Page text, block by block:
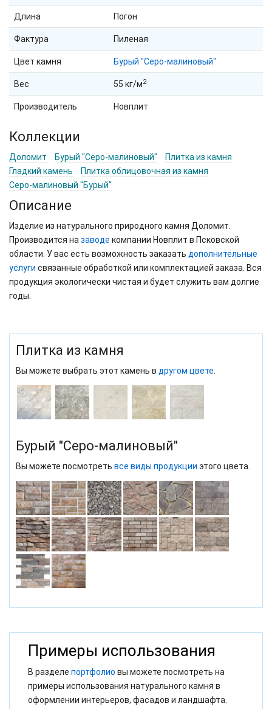
Длина Погон
Фактура Пиленая
Цвет камня Бурый "Серо-малиновый"
Вес 55 кг/м2
Производитель Новплит
Коллекции
Доломит Бурый "Серо-малиновый"
Плитка из камня
Гладкий камень
Плитка облицовочная из камня
Серо-малиновый "Бурый"
Описание
Изделие из натурального природного камня Доломит.
Производится на заводе компании Новплит в Псковской
области. У вас есть возможность заказать дополнительные
услуги связанные обработкой или комплектацией заказа. Вся
продукция экологически чистая и будет служить вам долгие
годы.
Плитка из камня
Вы можете выбрать этот камень в другом цвете
Бурый "Серо-малиновый"
Вы можете посмотреть все виды продукции этого цвета.
Примеры использования
В разделе портфолио вы можете посмотреть на
примеры использования натурального камня в
оформлении интерьеров, фасадов и ландшафта.